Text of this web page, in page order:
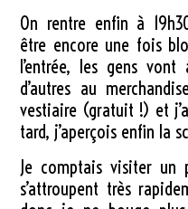
On rentre enfin à
être encore une fois
l’entrée, les gens vont
d’autres au
vestiaire (gratuit !) et
tard, j’aperçois enfin la
Je comptais visiter un
s’attroupent très